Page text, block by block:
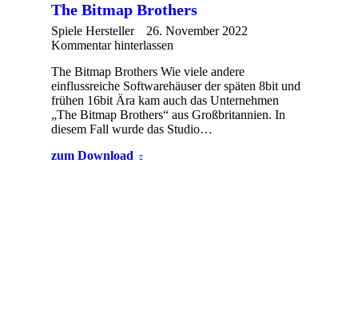
The Bitmap Brothers
Spiele Hersteller
26. November 2022
Kommentar hinterlassen
The Bitmap Brothers Wie viele andere
einflussreiche Softwarehäuser der späten 8bit und
frühen 16bit Ära kam auch das Unternehmen
„The Bitmap Brothers“ aus Großbritannien. In
diesem Fall wurde das Studio…
zum Download